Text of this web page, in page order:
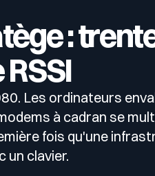
:
Les ordinateurs
à cadran se
fois qu'une
un clavier.